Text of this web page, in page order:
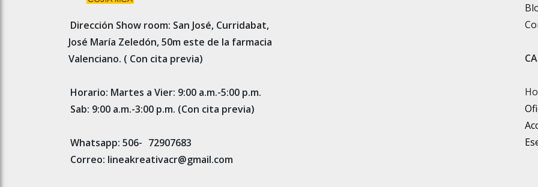
Dirección Show room: San José, Curridabat,
José María Zeledón, 50m este de la farmacia
Valenciano. ( Con cita previa)
Horario: Martes a Vier: 9:00 a.m.-5:00 p.m.
Sab: 9:00 a.m.-3:00 p.m. (Con cita previa)
Whatsapp: 506- 72907683
Correo: lineakreativacr@gmail.com